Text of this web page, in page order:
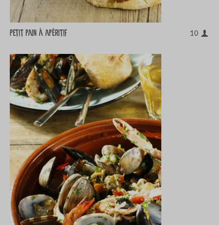
Petit pain à apéritif 10